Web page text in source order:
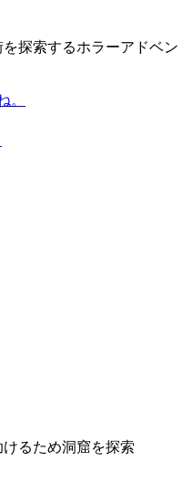
探索するホラーアドベン
るため洞窟を探索